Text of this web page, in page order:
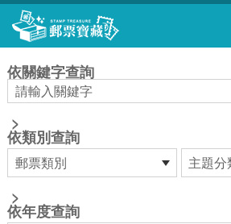
跳到主要內容區塊
依關鍵字查詢
>
依類別查詢
>
依年度查詢